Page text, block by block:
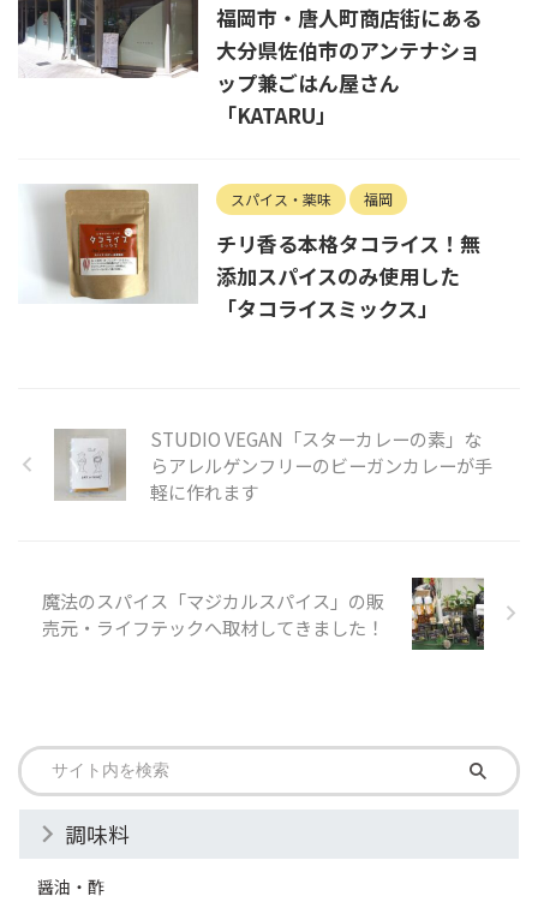
福岡市・唐人町商店街にある
大分県佐伯市のアンテナショ
ップ兼ごはん屋さん
「KATARU」
スパイス・薬味 福岡
チリ香る本格タコライス！無
添加スパイスのみ使用した
「タコライスミックス」
STUDIO VEGAN「スターカレーの素」な
らアレルゲンフリーのビーガンカレーが手
軽に作れます
魔法のスパイス「マジカルスパイス」の販
売元・ライフテックへ取材してきました！
調味料
醤油・酢